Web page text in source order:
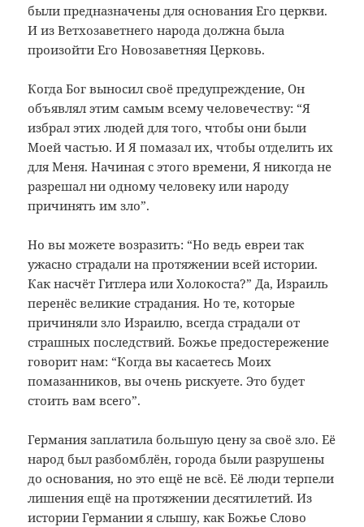
были предназначены для основания Его церкви.
И из Ветхозаветнего народа должна была
произойти Его Новозаветняя Церковь.
Когда Бог выносил своё предупреждение, Он
объявлял этим самым всему человечеству: “Я
избрал этих людей для того, чтобы они были
Моей частью. И Я помазал их, чтобы отделить их
для Меня. Начиная с этого времени, Я никогда не
разрешал ни одному человеку или народу
причинять им зло”.
Но вы можете возразить: “Но ведь евреи так
ужасно страдали на протяжении всей истории.
Как насчёт Гитлера или Холокоста?” Да, Израиль
перенёс великие страдания. Но те, которые
причиняли зло Израилю, всегда страдали от
страшных последствий. Божье предостережение
говорит нам: “Когда вы касаетесь Моих
помазанников, вы очень рискуете. Это будет
стоить вам всего”.
Германия заплатила большую цену за своё зло. Её
народ был разбомблён, города были разрушены
до основания, но это ещё не всё. Её люди терпели
лишения ещё на протяжении десятилетий. Из
истории Германии я слышу, как Божье Слово